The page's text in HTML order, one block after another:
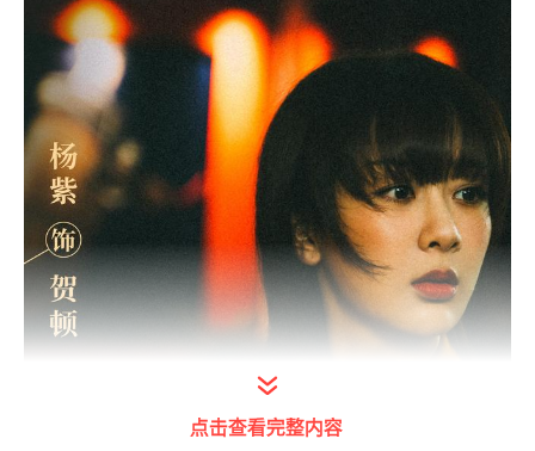
点击查看完整内容